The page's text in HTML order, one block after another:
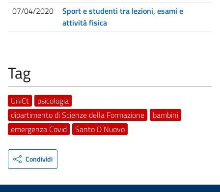
07/04/2020
Sport e studenti tra lezioni, esami e
attività fisica
Tag
UniCt
psicologia
dipartimento di Scienze della Formazione
bambini
emergenza Covid
Santo D Nuovo
Condividi